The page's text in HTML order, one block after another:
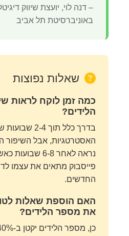
– דנה לוי, יועצת שיווק
באוניברסיטת תל אביב
שאלות נפוצות
כמה זמן לוקח לראות
הלידים?
בדרך כלל תוך 2-4
האסטרטגיות, אבל השיפור
נראה לאחר 6-8
פייסבוק מתאים את עצמו
החדשים.
האם הוספת שאלות
את מספר הלידים?